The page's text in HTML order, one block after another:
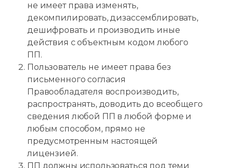
не имеет права изменять,
декомпилировать, дизассемблировать,
дешифровать и производить иные
действия с объектным кодом любого
ПП.
Пользователь не имеет права без
письменного согласия
Правообладателя воспроизводить,
распространять, доводить до всеобщего
сведения любой ПП в любой форме и
любым способом, прямо не
предусмотренным настоящей
лицензией.
ПП должны использоваться под теми